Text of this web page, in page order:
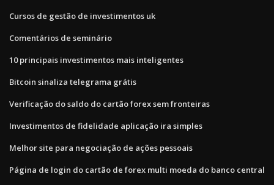
Cursos de gestão de investimentos uk
Comentários de seminário
10 principais investimentos mais inteligentes
Bitcoin sinaliza telegrama grátis
Verificação do saldo do cartão forex sem fronteiras
Investimentos de fidelidade aplicação ira simples
Melhor site para negociação de ações pessoais
Página de login do cartão de forex multi moeda do banco central